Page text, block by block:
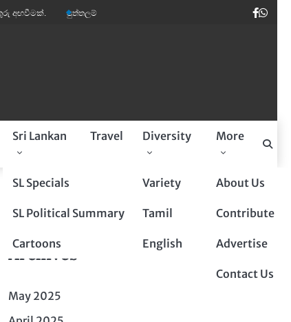
පුත්තලම් බූරුවන් ඉතාලියේ මාර ඩිමාන්ඩ්. කවි ලොව පෙරළියක් කළ
Sri Lankan
SL Specials
SL Political Summary
Cartoons
Travel Diversity
Variety
Tamil
English
More
About Us
Contribute
Advertise
Contact Us
Sponsored By
Archives
May 2025